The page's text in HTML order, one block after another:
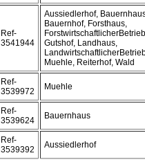
Ref-
3541944
Aussiedlerhof,
Bauernhof, Forsthaus,
Gutshof, Landhaus,
Muehle, Reiterhof, Wald
Ref-
3539972
Muehle
Ref-
3539624
Bauernhaus
Ref-
3539392
Aussiedlerhof